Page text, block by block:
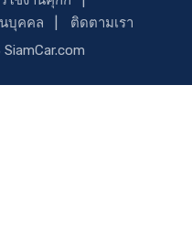
บุคคล
ติดตามเรา